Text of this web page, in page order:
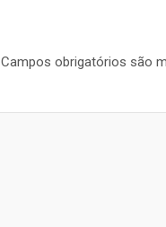
Campos obrigatórios são